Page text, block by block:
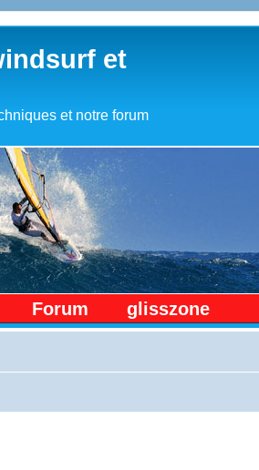
et
et notre forum
Forum glisszone